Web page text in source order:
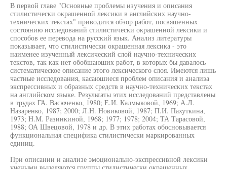
В первой главе "Основные проблемы изучения и описания
стилистически окрашенной лексики в английских научно-
технических текстах" приводится обзор работ, посвяшенных
состоянию исследований стилистически окрашенной лексики и
способов ее перевода на русский язык. Анализ литературы
показывает, что стилистически окрашенная лексика - это
наименее изученный лексический слой научно-технических
текстов, так как нет обобшаюших работ, в которых бы давалось
систематическое описание этого лексического слоя. Имеются лишь
частные исследования, касаюшиеся проблем описания и анализа
экспрессивных и образных средств в научно-технических текстах
на английском языке. Результаты этих исследований представлены
в трудах ГА. Васюченко, 1980; Е.И. Калмыковой, 1969; А.Л.
Назаренко, 1987; 2000; Л.Н. Новиковой, 1987; П.И. Пахуткина,
1973; Н.М. Разинкиной, 1968; 1977; 1978; 2004; ТА Тарасовой,
1988; ОА Швецовой, 1978 и др. В этих работах обосновывается
функциональная специфика стилистически маркированных
единиц.
При описании и анализе эмоционально-экспрессивной лексики